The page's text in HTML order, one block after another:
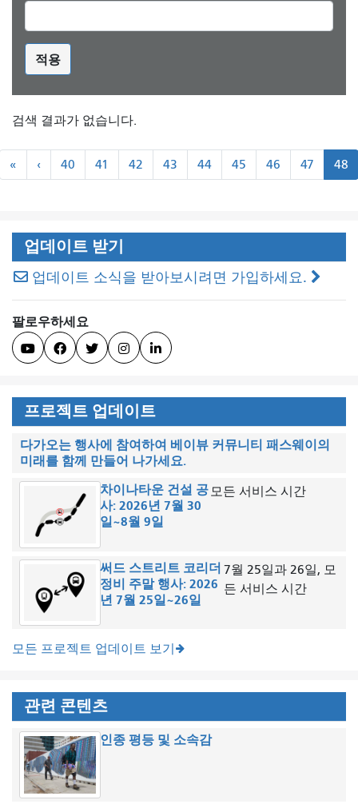
적용
검색 결과가 없습니다.
쪽
수
기
«
처
‹``
이
40 41 42 43 44 45 46 47 48
업데이트 받기
업데이트 소식을 받아보시려면 가입하세요.
팔로우하세요
    
프로젝트 업데이트
다가오는 행사에 참여하여 베이뷰 커뮤니티 패스웨이의
미래를 함께 만들어 나가세요.
차이나타운 건설 공
사: 2026년 7월 30
일~8월 9일
모든 서비스 시간
써드 스트리트 코리더
정비 주말 행사: 2026
년 7월 25일~26일
7월 25일과 26일, 모
든 서비스 시간
모든 프로젝트 업데이트 보기
관련 콘텐츠
인종 평등 및 소속감